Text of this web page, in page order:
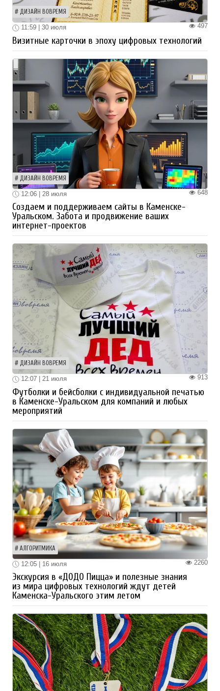
ДИЗАЙН ВОВРЕМЯ
497
11:59 | 30 июля
Визитные карточки в эпоху цифровых технологий
ДИЗАЙН ВОВРЕМЯ
648
12:06 | 28 июля
Создаем и поддерживаем сайты в Каменске-
Уральском. Забота и продвижение ваших
интернет-проектов
ДИЗАЙН ВОВРЕМЯ
913
12:07 | 21 июля
Футболки и бейсболки с индивидуальной печатью
в Каменске-Уральском для компаний и любых
мероприятий
АЛГОРИТМИКА
2260
12:05 | 16 июля
Экскурсия в «ДОДО Пицца» и полезные знания
из мира цифровых технологий ждут детей
Каменска-Уральского этим летом